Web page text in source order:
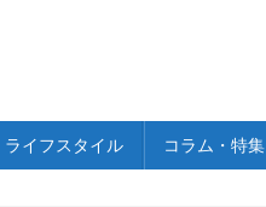
ライフスタイル コラム・特集